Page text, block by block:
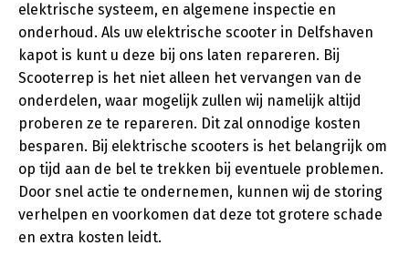
elektrische systeem, en algemene inspectie en
onderhoud. Als uw elektrische scooter in Delfshaven
kapot is kunt u deze bij ons laten repareren. Bij
Scooterrep is het niet alleen het vervangen van de
onderdelen, waar mogelijk zullen wij namelijk altijd
proberen ze te repareren. Dit zal onnodige kosten
besparen. Bij elektrische scooters is het belangrijk om
op tijd aan de bel te trekken bij eventuele problemen.
Door snel actie te ondernemen, kunnen wij de storing
verhelpen en voorkomen dat deze tot grotere schade
en extra kosten leidt.